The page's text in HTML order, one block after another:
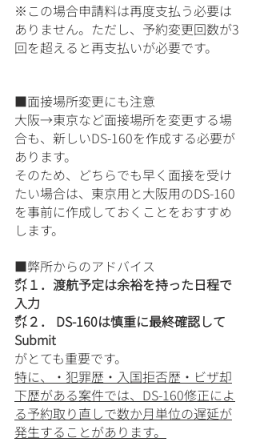
※この場合申請料は再度支払う必要は
ありません。ただし、予約変更回数が3
回を超えると再支払いが必要です。
■面接場所変更にも注意
大阪→東京など面接場所を変更する場
合も、新しいDS-160を作成する必要が
あります。
そのため、どちらでも早く面接を受け
たい場合は、東京用と大阪用のDS-160
を事前に作成しておくことをおすすめ
します。
■弊所からのアドバイス
㌽１．渡航予定は余裕を持った日程で
入力
㌽２． DS-160は慎重に最終確認して
Submit
がとても重要です。
特に、・犯罪歴・入国拒否歴・ビザ却
下歴がある案件では、DS-160修正によ
る予約取り直しで数か月単位の遅延が
発生することがあります。